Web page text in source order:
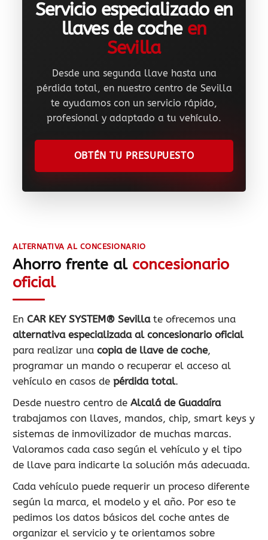
Servicio especializado en
llaves de coche en
Sevilla
Desde una segunda llave hasta una
pérdida total, en nuestro centro de Sevilla
te ayudamos con un servicio rápido,
profesional y adaptado a tu vehículo.
OBTÉN TU PRESUPUESTO
ALTERNATIVA AL CONCESIONARIO
Ahorro frente al concesionario
oficial
En CAR KEY SYSTEM® Sevillate ofrecemos una
alternativa especializada al concesionario oficial
para realizar una copia de llave de coche,
programar un mando o recuperar el acceso al
vehículo en casos de pérdida total.
Desde nuestro centro de Alcalá de Guadaíra
trabajamos con llaves, mandos, chip, smart keys y
sistemas de inmovilizador de muchas marcas.
Valoramos cada caso según el vehículo y el tipo
de llave para indicarte la solución más adecuada.
Cada vehículo puede requerir un proceso diferente
según la marca, el modelo y el año. Por eso te
pedimos los datos básicos del coche antes de
organizar el servicio y te orientamos sobre